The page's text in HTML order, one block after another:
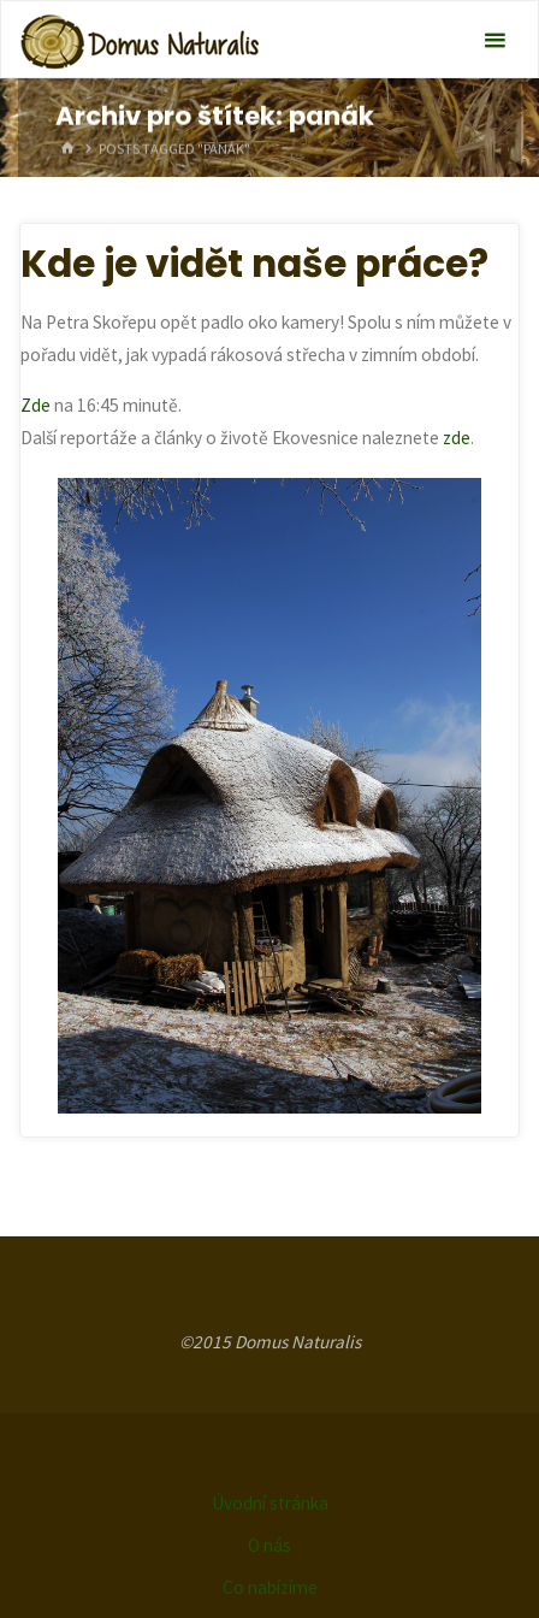
Archiv pro štítek: panák
HOMEPOSTS TAGGED "PANÁK"
Kde je vidět naše práce?
Na Petra Skořepu opět padlo oko kamery! Spolu s ním můžete v
pořadu vidět, jak vypadá rákosová střecha v zimním období.
Zde na 16:45 minutě.
Další reportáže a články o životě Ekovesnice naleznete zde.
©2015 Domus Naturalis
Úvodní stránka
O nás
Co nabízíme